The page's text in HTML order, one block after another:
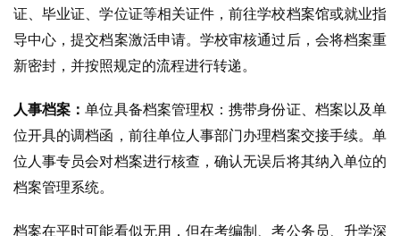
证、毕业证、学位证等相关证件，前往学校档案馆或就业指
导中心，提交档案激活申请。学校审核通过后，会将档案重
新密封，并按照规定的流程进行转递。
人事档案：单位具备档案管理权：携带身份证、档案以及单
位开具的调档函，前往单位人事部门办理档案交接手续。单
位人事专员会对档案进行核查，确认无误后将其纳入单位的
档案管理系统。
档案在平时可能看似无用，但在考编制、考公务员、升学深